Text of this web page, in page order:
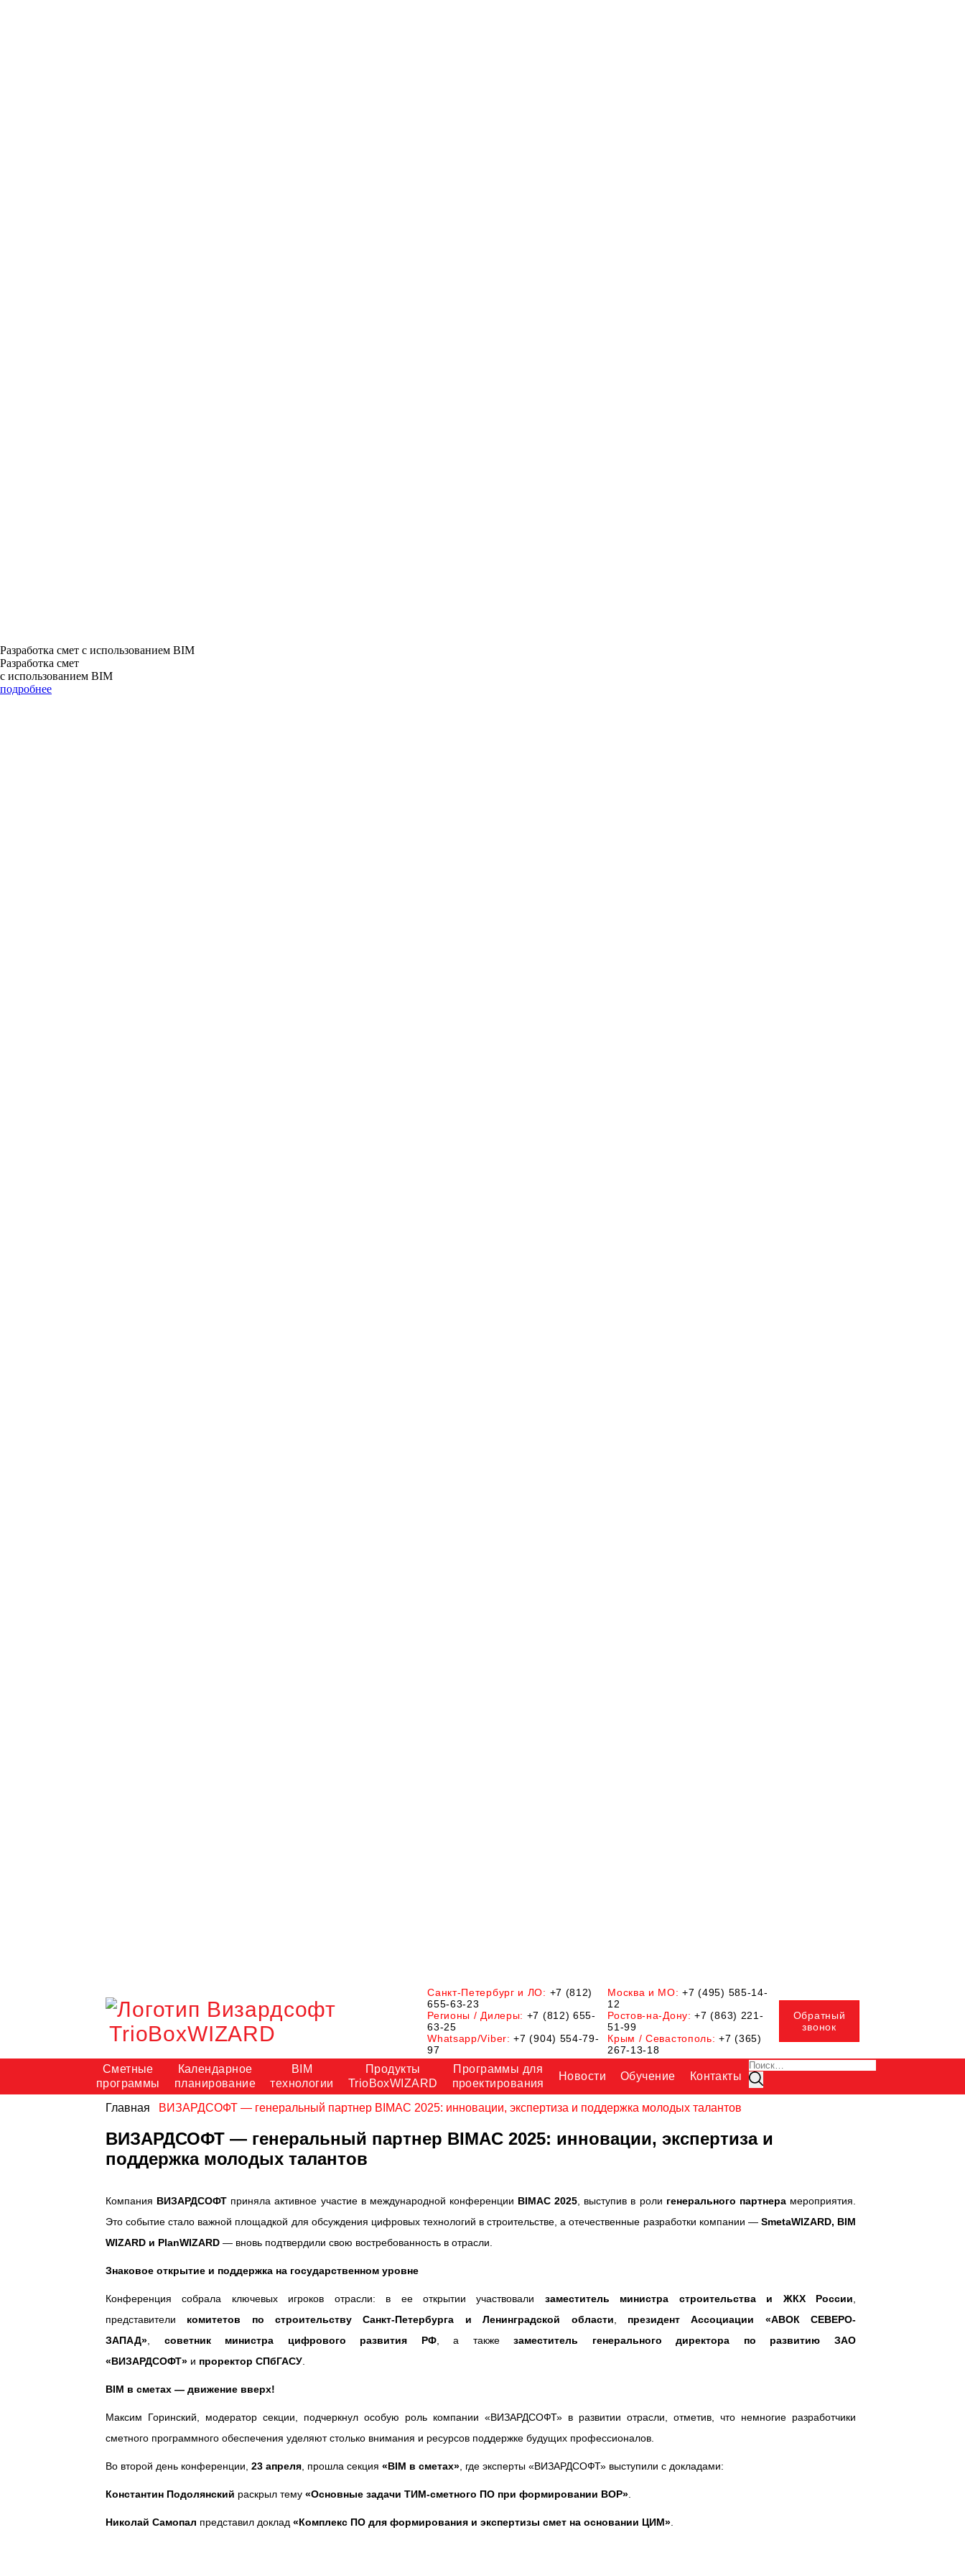
Разработка смет с использованием BIM
Разработка смет
с использованием BIM
подробнее
TrioBoxWIZARD
Санкт-Петербург и ЛО: +7 (812)
655-63-23
Регионы / Дилеры: +7 (812) 655-
63-25
Whatsapp/Viber:+7 (904) 554-79-
97
Москва и МО:+7 (495) 585-14-
12
Ростов-на-Дону:+7 (863) 221-
51-99
Крым / Севастополь:+7 (365)
267-13-18
Обратный
звонок
Сметные
программы
Календарное
планирование
BIM
технологии
Продукты
TrioBoxWIZARD
Программы для
проектирования
Новости Обучение Контакты
Искать:
Поиск
Главная ВИЗАРДСОФТ — генеральный партнер BIMAC 2025: инновации, экспертиза и поддержка молодых талантов
ВИЗАРДСОФТ — генеральный партнер BIMAC 2025: инновации, экспертиза и
поддержка молодых талантов
Компания ВИЗАРДСОФТ приняла активное участие в международной конференции BIMAC 2025 , выступив в роли генерального партнерамероприятия.
Это событие стало важной площадкой для обсуждения цифровых технологий в строительстве, а отечественные разработки компании — SmetaWIZARD, BIM
WIZARD и PlanWIZARD — вновь подтвердили свою востребованность в отрасли.
Знаковое открытие и поддержка на государственном уровне
Конференция собрала ключевых игроков отрасли: в ее открытии участвовали заместитель министра строительства и ЖКХ России
представители комитетов по строительству Санкт-Петербурга и Ленинградской области
президент Ассоциации «АВОК СЕВЕРО-
ЗАПАД»
советник министра цифрового развития РФ, а такжезаместитель генерального директора по развитию ЗАО
«ВИЗАРДСОФТ» и проректор СПбГАСУ
BIM в сметах — движение вверх!
Максим Горинский, модератор секции, подчеркнул особую роль компании «ВИЗАРДСОФТ» в развитии отрасли, отметив, что немногие разработчики
сметного программного обеспечения уделяют столько внимания и ресурсов поддержке будущих профессионалов.
Во второй день конференции, 23 апреля , прошла секция «BIM в сметах» , где эксперты «ВИЗАРДСОФТ» выступили с докладами:
Константин Подолянский раскрыл тему «Основные задачи ТИМ-сметного ПО при формировании ВОР»
Николай Самопал представил доклад «Комплекс ПО для формирования и экспертизы смет на основании ЦИМ»